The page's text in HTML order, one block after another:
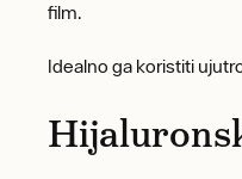
film.
Idealno ga koristiti